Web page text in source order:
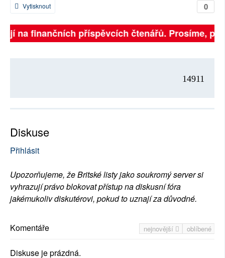
0
Vytisknout
na finančních příspěvcích čtenářů. Prosíme,
14911
Diskuse
Přihlásit
Upozorňujeme, že Britské listy jako soukromý server si
vyhrazují právo blokovat přístup na diskusní fóra
jakémukoliv diskutérovi, pokud to uznají za důvodné.
nejnovější oblíbené
Komentáře
Diskuse je prázdná.